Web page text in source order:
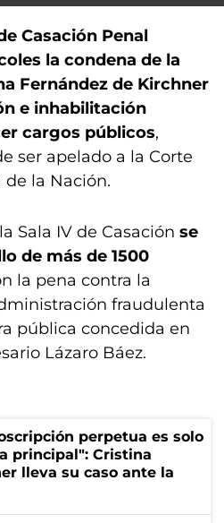
Casación Penal
la condena de la
Fernández de Kirchner
e inhabilitación
cargos públicos,
ser apelado a la Corte
la Nación.
Sala IV de Casación se
de más de 1500
la pena contra la
fraudulenta
pública concedida en
Lázaro Báez.
perpetua es solo
principal": Cristina
lleva su caso ante la